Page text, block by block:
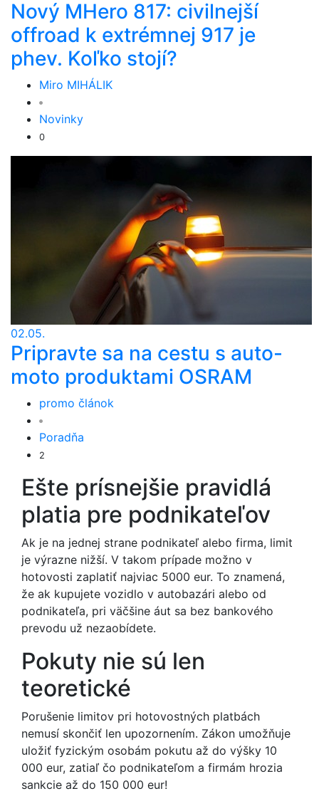
Nový MHero 817: civilnejší
offroad k extrémnej 917 je
phev. Koľko stojí?
Miro MIHÁLIK
Novinky
0
02.05.
Pripravte sa na cestu s auto-
moto produktami OSRAM
promo článok
Poradňa
2
Ešte prísnejšie pravidlá
platia pre podnikateľov
Ak je na jednej strane podnikateľ alebo firma, limit
je výrazne nižší. V takom prípade možno v
hotovosti zaplatiť najviac 5000 eur. To znamená,
že ak kupujete vozidlo v autobazári alebo od
podnikateľa, pri väčšine áut sa bez bankového
prevodu už nezaobídete.
Pokuty nie sú len
teoretické
Porušenie limitov pri hotovostných platbách
nemusí skončiť len upozornením. Zákon umožňuje
uložiť fyzickým osobám pokutu až do výšky 10
000 eur, zatiaľ čo podnikateľom a firmám hrozia
sankcie až do 150 000 eur!